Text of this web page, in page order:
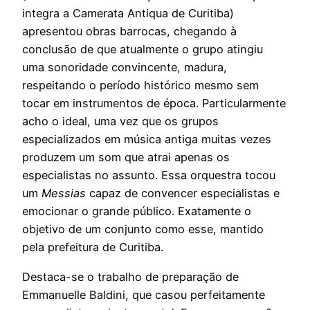
integra a Camerata Antiqua de Curitiba)
apresentou obras barrocas, chegando à
conclusão de que atualmente o grupo atingiu
uma sonoridade convincente, madura,
respeitando o período histórico mesmo sem
tocar em instrumentos de época. Particularmente
acho o ideal, uma vez que os grupos
especializados em música antiga muitas vezes
produzem um som que atrai apenas os
especialistas no assunto. Essa orquestra tocou
um Messias capaz de convencer especialistas e
emocionar o grande público. Exatamente o
objetivo de um conjunto como esse, mantido
pela prefeitura de Curitiba.
Destaca-se o trabalho de preparação de
Emmanuelle Baldini, que casou perfeitamente